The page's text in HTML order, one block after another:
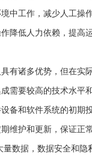
中工作，减少人工操
降低人力依赖，提高
有诸多优势，但在实
需要较高的技术水平
备和软件系统的初期
维护和更新，保证正
量数据，数据安全和隐